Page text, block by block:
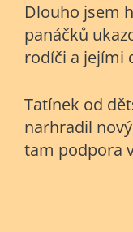
Dlouho jsem
panáčků
rodíči a jejími
Tatínek od
narhradil
tam podpora